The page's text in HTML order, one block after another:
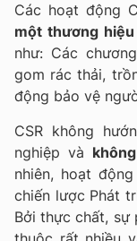
Các hoạt động
một thương
như: Các
gom rác thải,
động bảo vệ
CSR không
nghiệp và
nhiên, hoạt
chiến lược Phát
Bởi thực chất, sự